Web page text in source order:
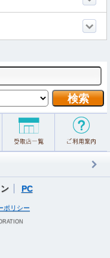
PC
ポリシー